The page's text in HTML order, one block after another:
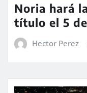
Noria hará
título el 5
Hector Perez